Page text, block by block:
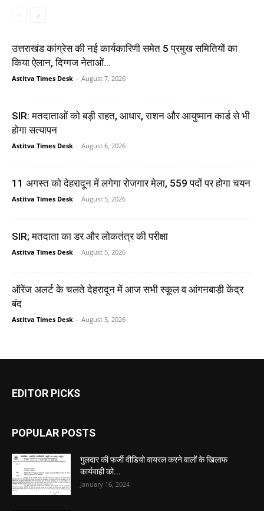
उत्तराखंड कांग्रेस की नई कार्यकारिणी समेत 5 प्रमुख समितियों का
किया ऐलान, दिग्गज नेताओं...
Astitva Times Desk - August 7, 2026
SIR: मतदाताओं को बड़ी राहत, आधार, राशन और आयुष्मान कार्ड से भी
होगा सत्यापन
Astitva Times Desk - August 6, 2026
11 अगस्त को देहरादून में लगेगा रोजगार मेला, 559 पदों पर होगा चयन
Astitva Times Desk - August 5, 2026
SIR; मतदाता का डर और लोकतंत्र की परीक्षा
Astitva Times Desk - August 5, 2026
ऑरेंज अलर्ट के चलते देहरादून में आज सभी स्कूल व आंगनबाड़ी केंद्र
बंद
Astitva Times Desk - August 5, 2026
EDITOR PICKS
POPULAR POSTS
गुलदार की फर्जी वीडियो वायरल करने वालों के खिलाफ
कार्यवाही को...
January 16, 2024